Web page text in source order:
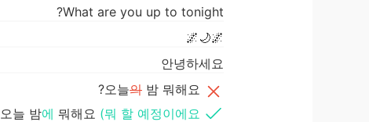
What are you up to tonight?
🌌🌙🌌
안녕하세요
오늘의 밤 뭐해요?
오늘 밤에 뭐해요 (뭐 할 예정이에요?